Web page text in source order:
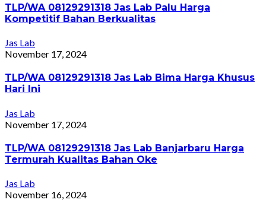
TLP/WA 08129291318 Jas Lab Palu Harga
Kompetitif Bahan Berkualitas
Jas Lab
November 17, 2024
TLP/WA 08129291318 Jas Lab Bima Harga Khusus
Hari Ini
Jas Lab
November 17, 2024
TLP/WA 08129291318 Jas Lab Banjarbaru Harga
Termurah Kualitas Bahan Oke
Jas Lab
November 16, 2024